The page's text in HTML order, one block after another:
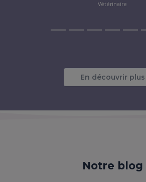
Vétérinaire
En découvrir plus
Notre blog